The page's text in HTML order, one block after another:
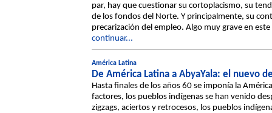
par, hay que cuestionar su cortoplacismo, su
de los fondos del Norte. Y principalmente, su
precarización del empleo. Algo muy grave en
continuar...
América Latina
De América Latina a AbyaYala: el nuevo
Hasta finales de los años 60 se imponía la
factores, los pueblos indígenas se han venido
zigzags, aciertos y retrocesos, los pueblos